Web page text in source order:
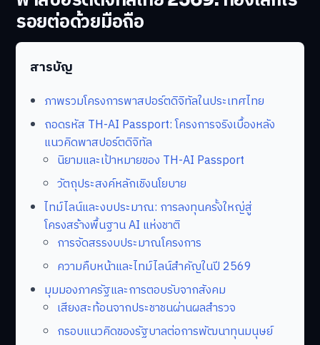
รอยต่อด้วยมือถือ
สารบัญ
ภาพรวมโครงการพาสปอร์ตดิจิทัลในประเทศไทย
ถอดรหัส TH-AI Passport: โครงการจริงเบื้องหลัง
แนวคิดพาสปอร์ตดิจิทัล
นิยามและเป้าหมายของ TH-AI Passport
วัตถุประสงค์หลักเชิงนโยบาย
ไทม์ไลน์และงบประมาณ: การลงทุนครั้งใหญ่สู่
โครงสร้างพื้นฐาน AI แห่งชาติ
การจัดสรรงบประมาณโครงการ
ความคืบหน้าและไทม์ไลน์สำคัญในปี 2569
มุมมองภาครัฐและการตอบรับจากสังคม
เสียงสะท้อนจากประชาชนผ่านผลสำรวจ
กรอบแนวคิดของรัฐบาลต่อการพัฒนาทุนมนุษย์